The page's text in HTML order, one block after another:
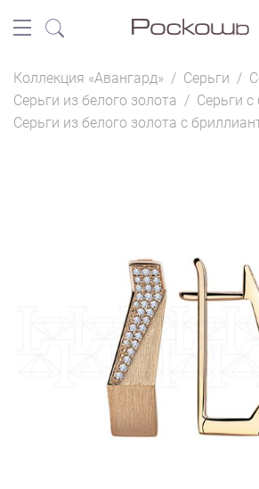
Коллекция «Авангард» / Серьги /
Серьги из белого золота / Серьги
Серьги из белого золота с